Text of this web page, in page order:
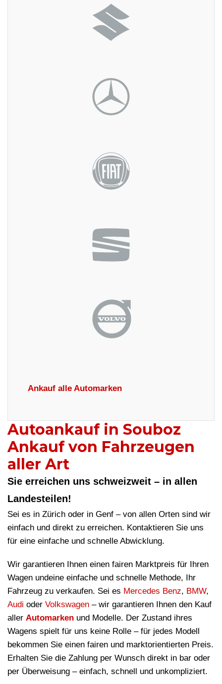
Ankauf alle Automarken
Autoankauf in Souboz
Ankauf von Fahrzeugen
aller Art
Sie erreichen uns schweizweit – in allen
Landesteilen!
Sei es in Zürich oder in Genf – von allen Orten sind wir
einfach und direkt zu erreichen. Kontaktieren Sie uns
für eine einfache und schnelle Abwicklung.
Wir garantieren Ihnen einen fairen Marktpreis für Ihren
Wagen undeine einfache und schnelle Methode, Ihr
Fahrzeug zu verkaufen. Sei es Mercedes Benz, BMW,
Audi oder Volkswagen – wir garantieren Ihnen den Kauf
aller Automarken und Modelle. Der Zustand ihres
Wagens spielt für uns keine Rolle – für jedes Modell
bekommen Sie einen fairen und marktorientierten Preis.
Erhalten Sie die Zahlung per Wunsch direkt in bar oder
per Überweisung – einfach, schnell und unkompliziert.